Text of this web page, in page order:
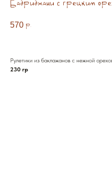
Бадриджани с грецким
570 р.
Рулетики из баклажанов с нежной
230 гр